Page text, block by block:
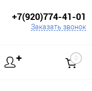
+7(920)774-41-01
Заказать звонок
✚ 0